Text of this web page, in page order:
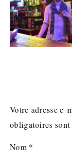
Votre adresse e-
obligatoires sont
Nom *